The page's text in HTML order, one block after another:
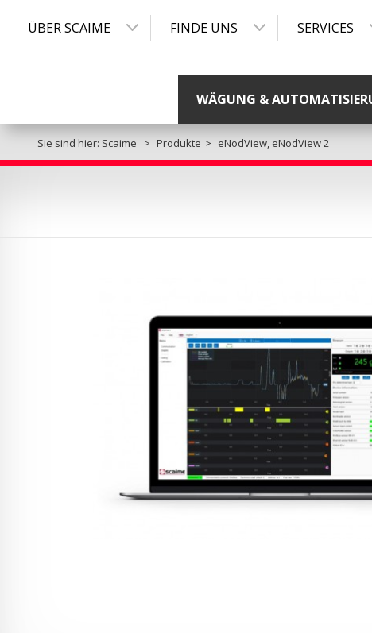
ÜBER SCAIME FINDE UNS SERVICES
WÄGUNG &
Sie sind hier: Scaime Produkte eNodView, eNodView 2